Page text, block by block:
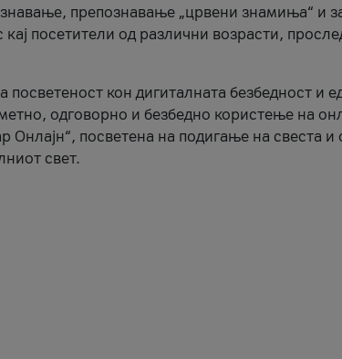
препознавање „црвени знамиња“ и
посетители од различни возрасти,
посветеност кон дигиталната безбедност и
одговорно и безбедно користење на
Онлајн“, посветена на подигање на свеста
свет.